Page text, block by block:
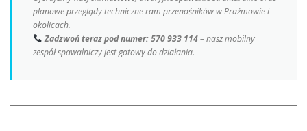
planowe przeglądy techniczne ram przenośników w Prażmowie i
okolicach.
Zadzwoń teraz pod numer: 570 933 114– nasz mobilny
zespół spawalniczy jest gotowy do działania.